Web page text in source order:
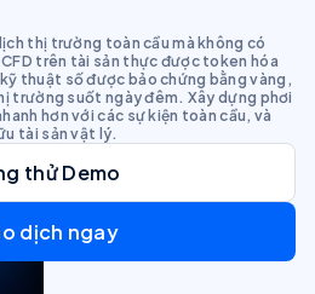
thị trường toàn cầu mà không có
trên tài sản thực được token hóa
thuật số được bảo chứng bằng vàng,
trường suốt ngày đêm. Xây dựng phơi
hơn với các sự kiện toàn cầu, và
tài sản vật lý.
thử Demo
dịch ngay